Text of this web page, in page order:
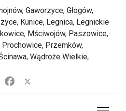
Gaworzyce, Głogów,
Kunice, Legnica, Legnickie
Mściwojów, Paszowice,
Przemków,
Wądroże Wielkie,